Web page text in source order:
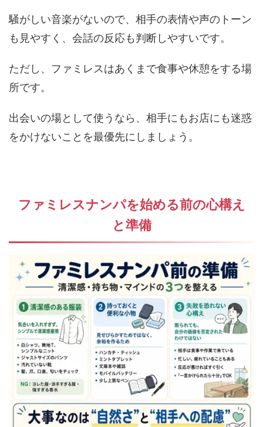
騒がしい音楽がないので、相手の表情や声のトーン
も見やすく、会話の反応も判断しやすいです。
ただし、ファミレスはあくまで食事や休憩をする場
所です。
出会いの場として使うなら、相手にもお店にも迷惑
をかけないことを最優先にしましょう。
ファミレスナンパを始める前の心構え
と準備